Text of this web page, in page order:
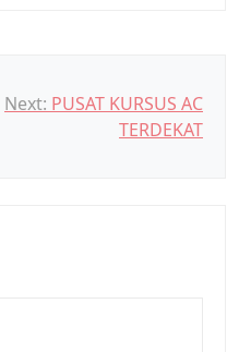
Next: PUSAT KURSUS AC
TERDEKAT